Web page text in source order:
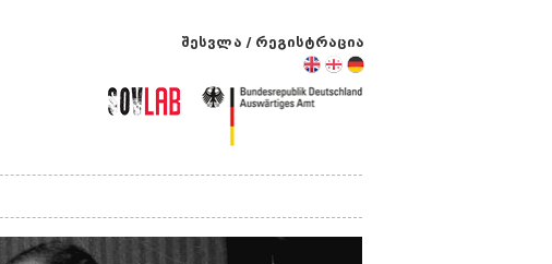
შესვლა / რეგისტრაცია